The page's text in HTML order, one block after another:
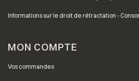
Informations sur le droit de rétractation -
MON COMPTE
Vos commandes